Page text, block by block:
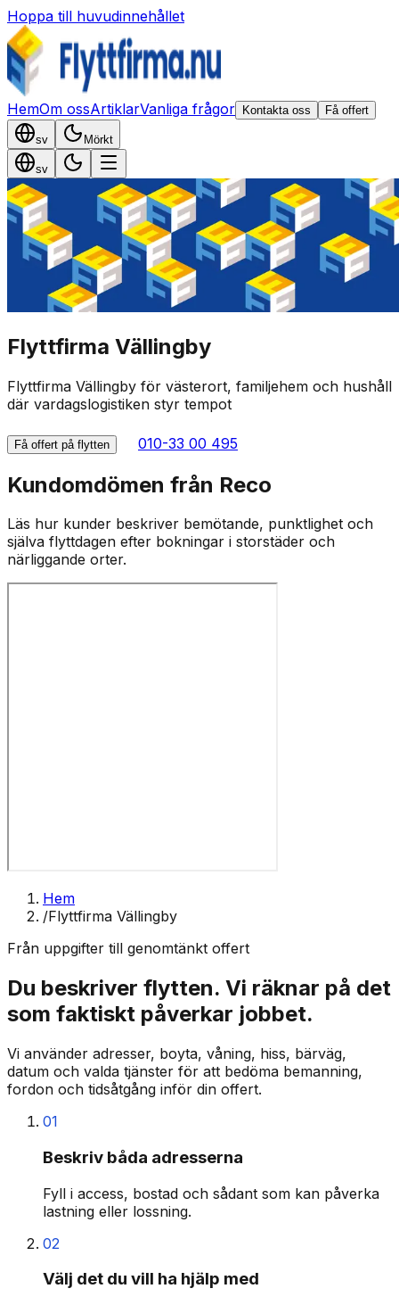
Hoppa till huvudinnehållet
HemOm ossArtiklarVanliga frågor Kontakta oss Få offert
sv Mörkt
sv
Flyttfirma Vällingby
Flyttfirma Vällingby för västerort, familjehem och hushåll
där vardagslogistiken styr tempot
Få offert på flytten 010-33 00 495
Kundomdömen från Reco
Läs hur kunder beskriver bemötande, punktlighet och
själva flyttdagen efter bokningar i storstäder och
närliggande orter.
Hem
/Flyttfirma Vällingby
Från uppgifter till genomtänkt offert
Du beskriver flytten. Vi räknar på det
som faktiskt påverkar jobbet.
Vi använder adresser, boyta, våning, hiss, bärväg,
datum och valda tjänster för att bedöma bemanning,
fordon och tidsåtgång inför din offert.
01
Beskriv båda adresserna
Fyll i access, bostad och sådant som kan påverka
lastning eller lossning.
02
Välj det du vill ha hjälp med